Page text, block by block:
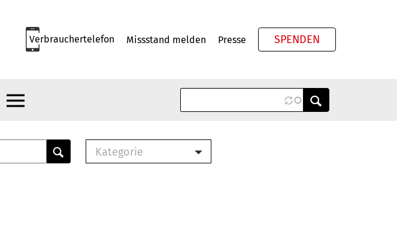
Verbrauchertelefon Missstand melden Presse SPENDEN
Kategorie